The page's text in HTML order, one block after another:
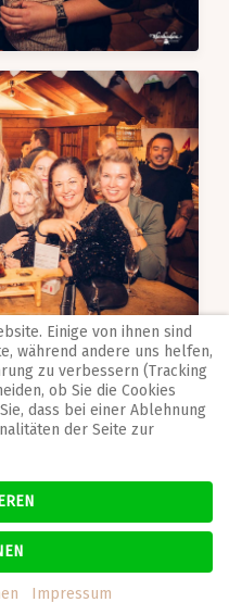
Einige von ihnen sind
während andere uns helfen,
zu verbessern (Tracking
ob Sie die Cookies
dass bei einer Ablehnung
der Seite zur
Impressum